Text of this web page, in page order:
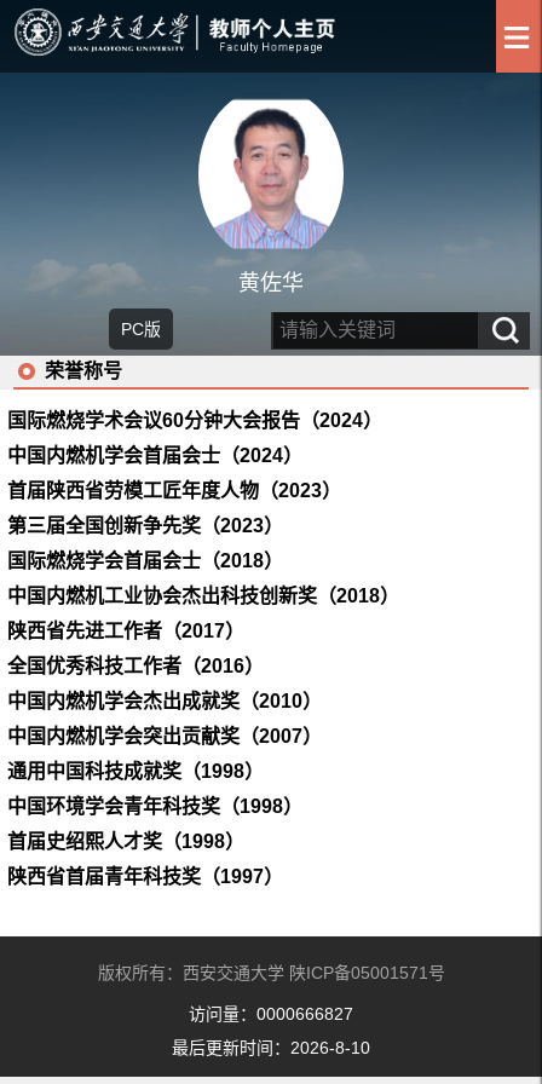
黄佐华
荣誉称号
国际燃烧学术会议60分钟大会报告（2024）
中国内燃机学会首届会士（2024）
首届陕西省劳模工匠年度人物（2023）
第三届全国创新争先奖（2023）
国际燃烧学会首届会士（2018）
中国内燃机工业协会杰出科技创新奖（2018）
陕西省先进工作者（2017）
全国优秀科技工作者（2016）
中国内燃机学会杰出成就奖（2010）
中国内燃机学会突出贡献奖（2007）
通用中国科技成就奖（1998）
中国环境学会青年科技奖（1998）
首届史绍熙人才奖（1998）
陕西省首届青年科技奖（1997）
版权所有：西安交通大学 陕ICP备05001571号
访问量： 0000666827
最后更新时间： 2026-8-10
PC版